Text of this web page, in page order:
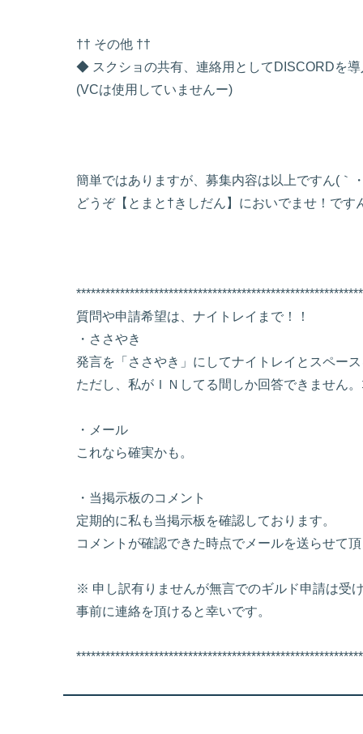
†† その他 ††
◆ スクショの共有、連絡用としてDISCORDを
(VCは使用していませんー)
簡単ではありますが、募集内容は以上ですん(｀
どうぞ【とまと†きしだん】においでませ！です
質問や申請希望は、ナイトレイまで！！
・ささやき
発言を「ささやき」にしてナイトレイとスペー
ただし、私がＩＮしてる間しか回答できません。
・メール
これなら確実かも。
・当掲示板のコメント
定期的に私も当掲示板を確認しております。
コメントが確認できた時点でメールを送らせて
※ 申し訳有りませんが無言でのギルド申請は受
事前に連絡を頂けると幸いです。